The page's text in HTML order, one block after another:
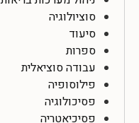
סוציולוגיה
סיעוד
ספרות
עבודה סוציאלית
פילוסופיה
פסיכולוגיה
פסיכיאטריה